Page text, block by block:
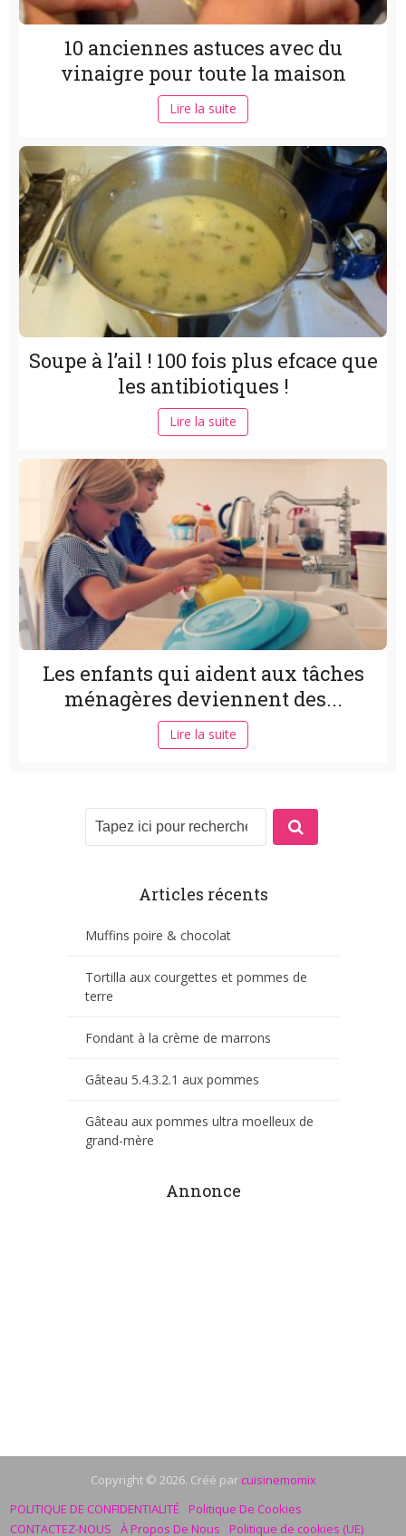
10 anciennes astuces avec du
vinaigre pour toute la maison
Lire la suite
Soupe à l’ail ! 100 fois plus efcace que
les antibiotiques !
Lire la suite
Les enfants qui aident aux tâches
ménagères deviennent des...
Lire la suite
Articles récents
Muffins poire & chocolat
Tortilla aux courgettes et pommes de
terre
Fondant à la crème de marrons
Gâteau 5.4.3.2.1 aux pommes
Gâteau aux pommes ultra moelleux de
grand-mère
Annonce
Copyright © 2026. Créé par cuisinemomix
POLITIQUE DE CONFIDENTIALITÉ
Politique De Cookies
CONTACTEZ-NOUS
À Propos De Nous Politique de cookies (UE)